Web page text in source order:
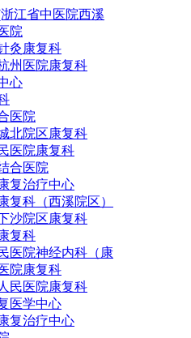
江省中医院西溪
院
灸康复科
州医院康复科
心
医院
北院区康复科
医院康复科
合医院
复治疗中心
复科（西溪院区）
沙院区康复科
复科
医院神经内科（康
院康复科
民医院康复科
医学中心
复治疗中心